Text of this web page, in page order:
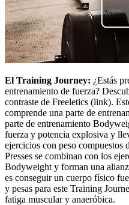
El Training Journey: ¿Estás
entrenamiento de fuerza?
contraste de Freeletics (link).
comprende una parte de
parte de entrenamiento
fuerza y potencia explosiva y
ejercicios con peso compuestos
Presses se combinan con los
Bodyweight y forman una
es conseguir un cuerpo físico
y pesas para este Training
fatiga muscular y anaeróbica.